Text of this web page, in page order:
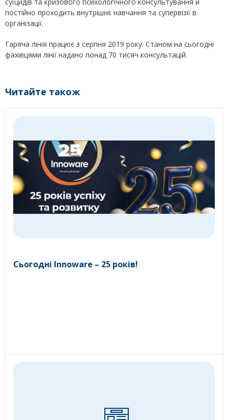
постійно проходить внутрішнє навчання та супервізії в
організації.
Гаряча лінія працює з серпня 2019 року. Станом на сьогодні
фахівцями лінії надано понад 70 тисяч консультацій.
Читайте також
Сьогодні Innoware – 25 років!